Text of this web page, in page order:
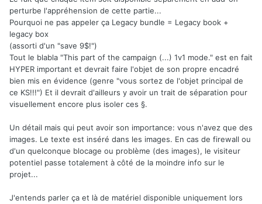
perturbe l'appréhension de cette partie...
Pourquoi ne pas appeler ça Legacy bundle = Legacy book +
legacy box
(assorti d'un "save 9$!")
Tout le blabla "This part of the campaign (...) 1v1 mode." est en fait
HYPER important et devrait faire l'objet de son propre encadré
bien mis en évidence (genre "vous sortez de l'objet principal de
ce KS!!!") Et il devrait d'ailleurs y avoir un trait de séparation pour
visuellement encore plus isoler ces §.
Un détail mais qui peut avoir son importance: vous n'avez que des
images. Le texte est inséré dans les images. En cas de firewall ou
d'un quelconque blocage ou problème (des images), le visiteur
potentiel passe totalement à côté de la moindre info sur le
projet...
J'entends parler ça et là de matériel disponible uniquement lors